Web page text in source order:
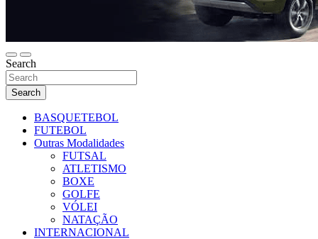
Search
Search
BASQUETEBOL
FUTEBOL
Outras Modalidades
FUTSAL
ATLETISMO
BOXE
GOLFE
VÓLEI
NATAÇÃO
INTERNACIONAL